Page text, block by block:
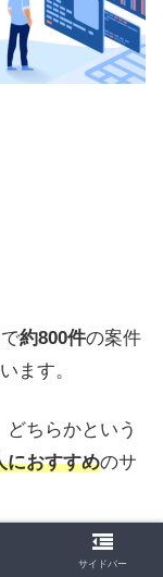
約800件の案件
ます。
ちらかという
におすすめのサ
サイドバー